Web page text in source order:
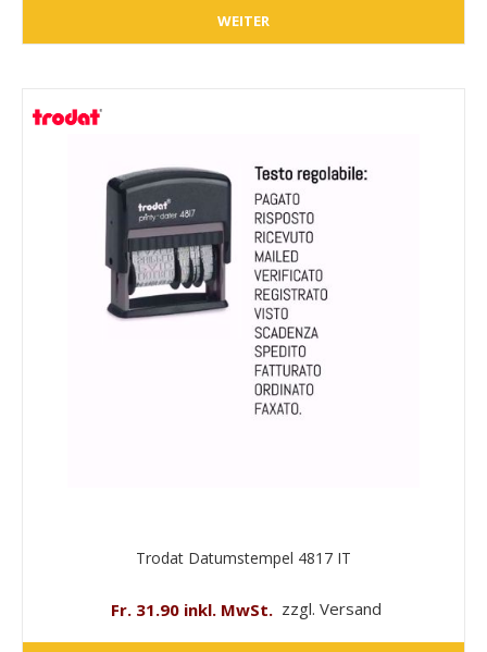
WEITER
Trodat Datumstempel 4817 IT
Fr. 31.90 inkl. MwSt. zzgl. Versand